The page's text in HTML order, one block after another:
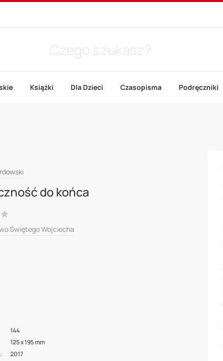
Książki Dla Dzieci Czasopisma Podręczniki
do końca
Świętego Wojciecha
144
125 x 195 mm
2017